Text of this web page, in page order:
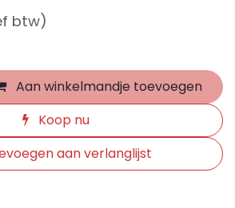
btw)
Aan winkelmandje toevoegen
Koop nu
aan verlanglijst